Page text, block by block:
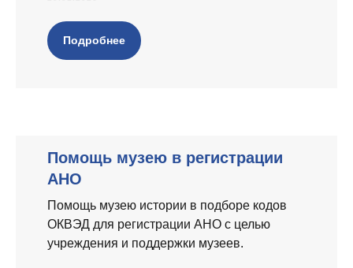
Подробнее
Помощь музею в регистрации
АНО
Помощь музею истории в подборе кодов
ОКВЭД для регистрации АНО с целью
учреждения и поддержки музеев.